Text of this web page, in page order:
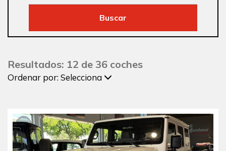
Buscar
Resultados: 12 de 36 coches
Ordenar por:Selecciona